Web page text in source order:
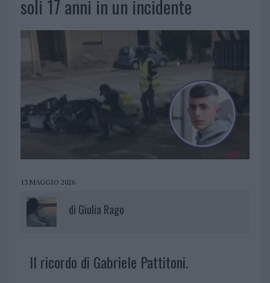
soli 17 anni in un incidente
13 MAGGIO 2026
di Giulia Rago
Il ricordo di Gabriele Pattitoni.